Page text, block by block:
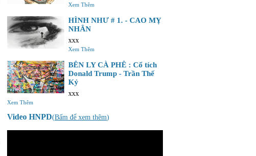
Xem Thêm
HÌNH NHƯ # 1. - CAO MỴ
NHÂN
xxx
Xem Thêm
BÊN LY CÀ PHÊ : Cổ tích
Donald Trump - Trần Thế
Kỷ
xxx
Xem Thêm
Video HNPD(Bấm để xem thêm)